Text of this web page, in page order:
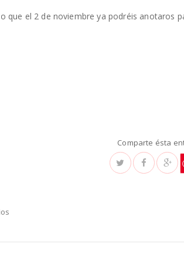
que el 2 de noviembre ya podréis anotaros
Comparte ésta